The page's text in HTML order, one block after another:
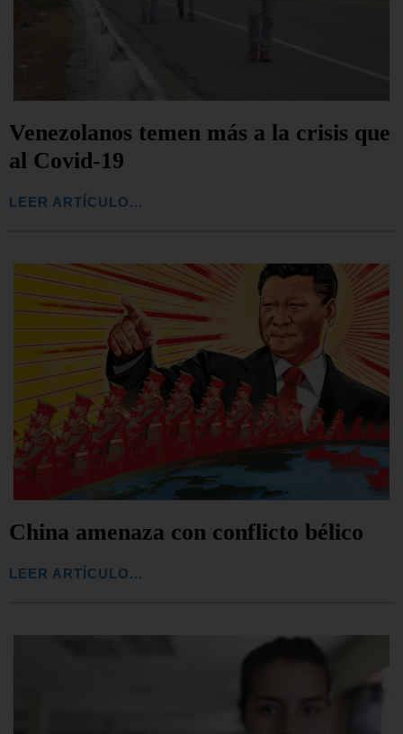
Venezolanos temen más a la crisis que
al Covid-19
LEER ARTÍCULO...
China amenaza con conflicto bélico
LEER ARTÍCULO...